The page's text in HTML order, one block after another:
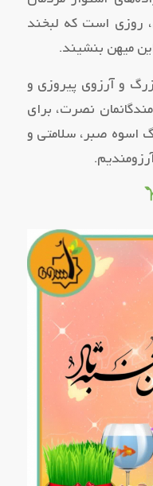
روزی است که لبخند
میهن بنشیند.
و آرزوی پیروزی و
نصرت، برای
اسوه صبر، سلامتی و